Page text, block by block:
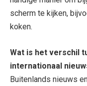
scherm te kijken,
koken.
Wat is het verschil
internationaal
Buitenlands nieuws